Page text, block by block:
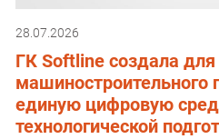
28.07.2026
ГК Softline создала для
машиностроительного
единую цифровую
технологической